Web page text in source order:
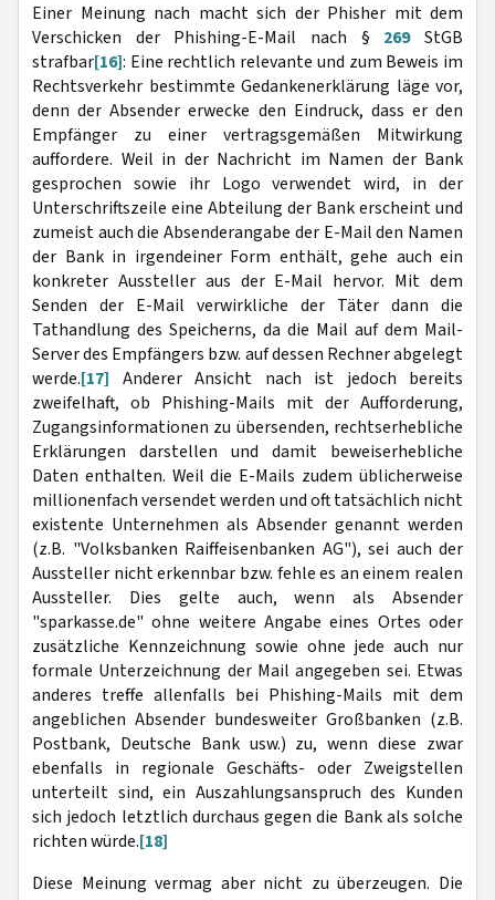
Einer Meinung nach macht sich der Phisher mit dem
Verschicken der Phishing-E-Mail nach § 269StGB
strafbar[16]: Eine rechtlich relevante und zum Beweis im
Rechtsverkehr bestimmte Gedankenerklärung läge vor,
denn der Absender erwecke den Eindruck, dass er den
Empfänger zu einer vertragsgemäßen Mitwirkung
auffordere. Weil in der Nachricht im Namen der Bank
gesprochen sowie ihr Logo verwendet wird, in der
Unterschriftszeile eine Abteilung der Bank erscheint und
zumeist auch die Absenderangabe der E-Mail den Namen
der Bank in irgendeiner Form enthält, gehe auch ein
konkreter Aussteller aus der E-Mail hervor. Mit dem
Senden der E-Mail verwirkliche der Täter dann die
Tathandlung des Speicherns, da die Mail auf dem Mail-
Server des Empfängers bzw. auf dessen Rechner abgelegt
werde.[17] Anderer Ansicht nach ist jedoch bereits
zweifelhaft, ob Phishing-Mails mit der Aufforderung,
Zugangsinformationen zu übersenden, rechtserhebliche
Erklärungen darstellen und damit beweiserhebliche
Daten enthalten. Weil die E-Mails zudem üblicherweise
millionenfach versendet werden und oft tatsächlich nicht
existente Unternehmen als Absender genannt werden
(z.B. "Volksbanken Raiffeisenbanken AG"), sei auch der
Aussteller nicht erkennbar bzw. fehle es an einem realen
Aussteller. Dies gelte auch, wenn als Absender
"sparkasse.de" ohne weitere Angabe eines Ortes oder
zusätzliche Kennzeichnung sowie ohne jede auch nur
formale Unterzeichnung der Mail angegeben sei. Etwas
anderes treffe allenfalls bei Phishing-Mails mit dem
angeblichen Absender bundesweiter Großbanken (z.B.
Postbank, Deutsche Bank usw.) zu, wenn diese zwar
ebenfalls in regionale Geschäfts- oder Zweigstellen
unterteilt sind, ein Auszahlungsanspruch des Kunden
sich jedoch letztlich durchaus gegen die Bank als solche
richten würde.[18]
Diese Meinung vermag aber nicht zu überzeugen. Die